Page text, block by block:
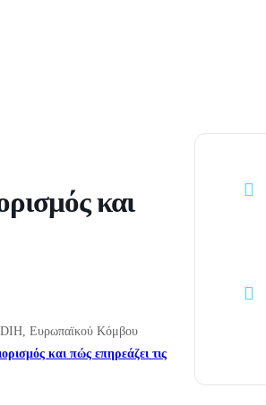
και
Ευρωπαϊκού Κόμβου
και πώς επηρεάζει τις